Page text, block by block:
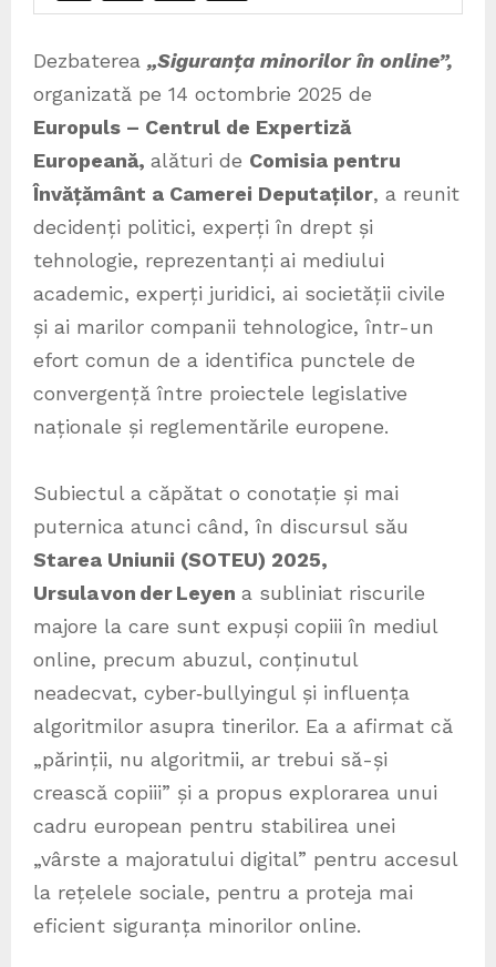
Dezbaterea „Siguranța minorilor în online”,
organizată pe 14 octombrie 2025 de
Europuls – Centrul de Expertiză
Europeană, alături de Comisia pentru
Învățământ a Camerei Deputaților, a reunit
decidenți politici, experți în drept și
tehnologie, reprezentanți ai mediului
academic, experți juridici, ai societății civile
și ai marilor companii tehnologice, într-un
efort comun de a identifica punctele de
convergență între proiectele legislative
naționale și reglementările europene.
Subiectul a căpătat o conotație și mai
puternica atunci când, în discursul său
Starea Uniunii (SOTEU) 2025,
Ursula von der Leyen a subliniat riscurile
majore la care sunt expuși copiii în mediul
online, precum abuzul, conținutul
neadecvat, cyber‑bullyingul și influența
algoritmilor asupra tinerilor. Ea a afirmat că
„părinții, nu algoritmii, ar trebui să-și
crească copiii” și a propus explorarea unui
cadru european pentru stabilirea unei
„vârste a majoratului digital” pentru accesul
la rețelele sociale, pentru a proteja mai
eficient siguranța minorilor online.